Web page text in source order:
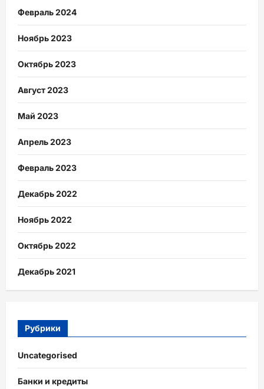
Февраль 2024
Ноябрь 2023
Октябрь 2023
Август 2023
Май 2023
Апрель 2023
Февраль 2023
Декабрь 2022
Ноябрь 2022
Октябрь 2022
Декабрь 2021
Рубрики
Uncategorised
Банки и кредиты